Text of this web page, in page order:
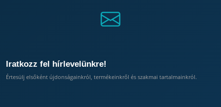
Iratkozz fel hírlevelünkre!
Értesülj elsőként újdonságainkról, termékeinkről és szakmai tartalmainkról.